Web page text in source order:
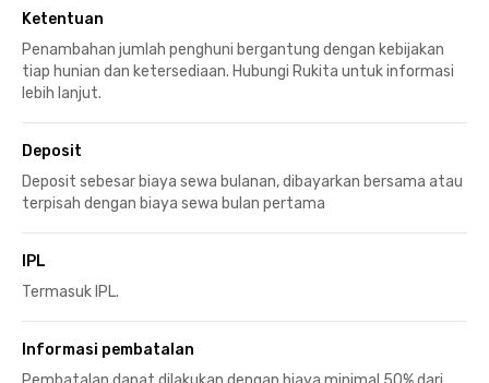
Ketentuan
Penambahan jumlah penghuni bergantung dengan kebijakan
tiap hunian dan ketersediaan. Hubungi Rukita untuk informasi
lebih lanjut.
Deposit
Deposit sebesar biaya sewa bulanan, dibayarkan bersama atau
terpisah dengan biaya sewa bulan pertama
IPL
Termasuk IPL.
Informasi pembatalan